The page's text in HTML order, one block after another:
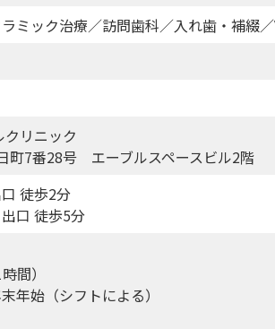
ミック治療／訪問歯科／入れ歯・補綴
リニック
町7番28号 エーブルスペースビル2階
徒歩2分
口 徒歩5分
間）
年始（シフトによる）